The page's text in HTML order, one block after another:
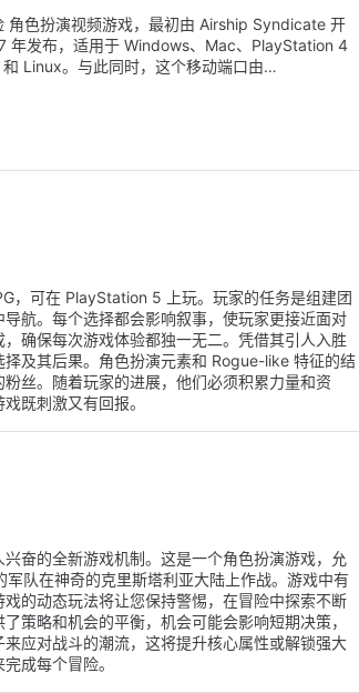
色扮演视频游戏，最初由 Airship Syndicate 开
年发布，适用于 Windows、Mac、PlayStation 4
Linux。与此同时，这个移动端口由…
，可在 PlayStation 5 上玩。玩家的任务是组建团
航。每个选择都会影响叙事，使玩家更接近面对
确保每次游戏体验都独一无二。凭借其引人入胜
及其后果。角色扮演元素和 Rogue-like 特征的结
丝。随着玩家的进展，他们必须积累力量和资
既刺激又有回报。
奋的全新游戏机制。这是一个角色扮演游戏，允
队在神奇的克里斯塔利亚大陆上作战。游戏中有
的动态玩法将让您保持警惕，在冒险中探索不断
策略和机会的平衡，机会可能会影响短期决策，
应对战斗的潮流，这将提升核心属性或解锁强大
成每个冒险。